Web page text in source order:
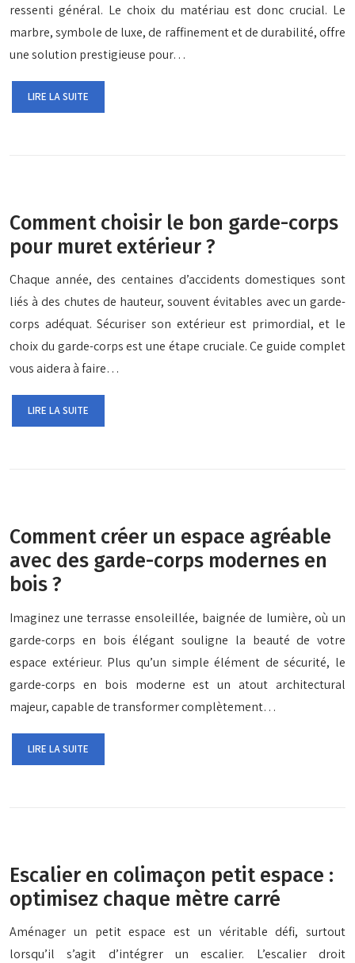
ressenti général. Le choix du matériau est donc crucial. Le
marbre, symbole de luxe, de raffinement et de durabilité, offre
une solution prestigieuse pour…
LIRE LA SUITE
Comment choisir le bon garde-corps
pour muret extérieur ?
Chaque année, des centaines d’accidents domestiques sont
liés à des chutes de hauteur, souvent évitables avec un garde-
corps adéquat. Sécuriser son extérieur est primordial, et le
choix du garde-corps est une étape cruciale. Ce guide complet
vous aidera à faire…
LIRE LA SUITE
Comment créer un espace agréable
avec des garde-corps modernes en
bois ?
Imaginez une terrasse ensoleillée, baignée de lumière, où un
garde-corps en bois élégant souligne la beauté de votre
espace extérieur. Plus qu’un simple élément de sécurité, le
garde-corps en bois moderne est un atout architectural
majeur, capable de transformer complètement…
LIRE LA SUITE
Escalier en colimaçon petit espace :
optimisez chaque mètre carré
Aménager un petit espace est un véritable défi, surtout
lorsqu’il s’agit d’intégrer un escalier. L’escalier droit